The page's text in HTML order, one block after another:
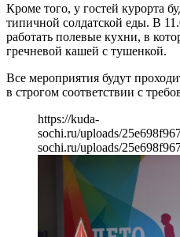
Кроме того, у гостей курорта
типичной солдатской еды. В
работать полевые кухни, в
гречневой кашей с тушенкой.
Все мероприятия будут
в строгом соответствии с
https://kuda-
sochi.ru/uploads/
sochi.ru/uploads/